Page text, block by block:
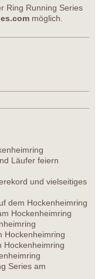
Ring Running Series
möglich.
Läufer feiern
und vielseitiges
dem Hockenheimring
Hockenheimring
Hockenheimring
Hockenheimring
Series am